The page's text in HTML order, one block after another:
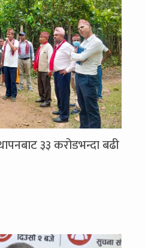
३३ करोडभन्दा बढी